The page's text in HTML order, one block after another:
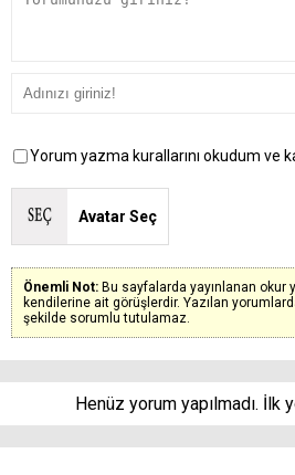
Yorum yazma kurallarını okudum ve
Avatar Seç
Önemli Not: Bu sayfalarda yayınlanan okur
kendilerine ait görüşlerdir. Yazılan
şekilde sorumlu tutulamaz.
Henüz yorum yapılmadı. İlk